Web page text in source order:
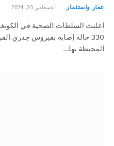
عقار واستثمار أغسطس 20, 2024
أعلنت السلطات الصحية في
330 حالة إصابة بفيروس جدري
المحيطة بها…